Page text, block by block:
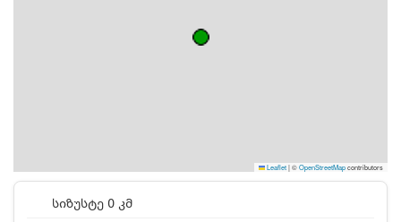
Leaflet|©OpenStreetMapcontributors
სიზუსტე 0 კმ